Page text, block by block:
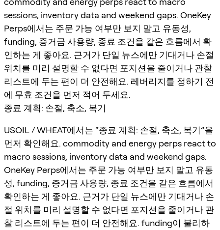
sessions, inventory data and weekend gaps. OneKey
Perps에서는 주문 가능 여부만 보지 말고 유동성,
funding, 증거금 사용량, 종료 조건을 같은 흐름에서 확
인하는 게 좋아요. 근거가 단일 뉴스에만 기대거나 손절
위치를 미리 설명할 수 없다면 포지션을 줄이거나 관찰
리스트에 두는 편이 더 안전해요. 레버리지를 정하기 전
에 무효 조건을 먼저 적어 두세요.
종료 계획: 손절, 축소, 복기
USOIL / WHEAT에서는 “종료 계획: 손절, 축소, 복기”을
먼저 확인해요. commodity and energy perps react to
macro sessions, inventory data and weekend gaps.
OneKey Perps에서는 주문 가능 여부만 보지 말고 유동
성, funding, 증거금 사용량, 종료 조건을 같은 흐름에서
확인하는 게 좋아요. 근거가 단일 뉴스에만 기대거나 손
절 위치를 미리 설명할 수 없다면 포지션을 줄이거나 관
찰 리스트에 두는 편이 더 안전해요. funding이 불리하